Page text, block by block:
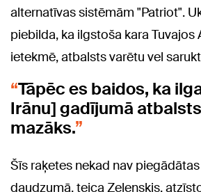
alternatīvas sistēmām "Patriot".
piebilda, ka ilgstoša kara Tuvajos
ietekmē, atbalsts varētu vel
Tāpēc es baidos, ka
Irānu] gadījumā
mazāks.
Šīs raķetes nekad nav
daudzumā, teica Zelenskis,